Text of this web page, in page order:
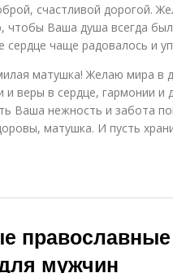
счастливой дорогой.
чтобы Ваша душа всегда
чаще радовалось и
матушка! Желаю мира в
и веры в сердце, гармонии
Ваша нежность и забота
матушка. И пусть
мужчин